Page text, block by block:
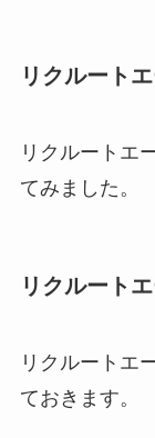
リクルート
リクルートエ
てみました。
リクルート
リクルートエ
ておきます。